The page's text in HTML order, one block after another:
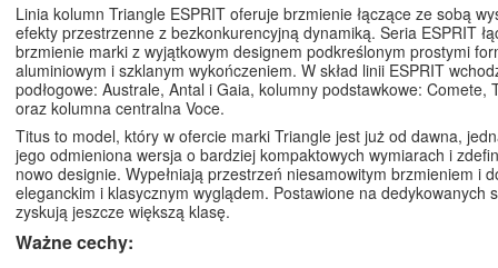
Linia kolumn Triangle ESPRIT oferuje brzmienie łączące ze sobą
efekty przestrzenne z bezkonkurencyjną dynamiką. Seria ESPRIT
brzmienie marki z wyjątkowym designem podkreślonym prostymi
aluminiowym i szklanym wykończeniem. W skład linii ESPRIT
podłogowe: Australe, Antal i Gaia, kolumny podstawkowe: Comete,
oraz kolumna centralna Voce.
Titus to model, który w ofercie marki Triangle jest już od dawna,
jego odmieniona wersja o bardziej kompaktowych wymiarach i
nowo designie. Wypełniają przestrzeń niesamowitym brzmieniem i
eleganckim i klasycznym wyglądem. Postawione na dedykowanych
zyskują jeszcze większą klasę.
Ważne cechy: